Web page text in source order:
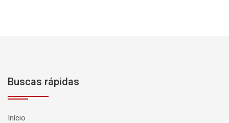
Buscas rápidas
Início